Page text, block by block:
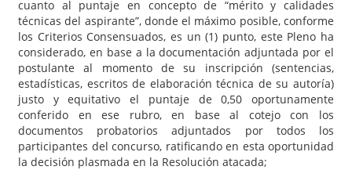
cuanto al puntaje en concepto de “mérito y calidades
técnicas del aspirante”, donde el máximo posible, conforme
los Criterios Consensuados, es un (1) punto, este Pleno ha
considerado, en base a la documentación adjuntada por el
postulante al momento de su inscripción (sentencias,
estadísticas, escritos de elaboración técnica de su autoría)
justo y equitativo el puntaje de 0,50 oportunamente
conferido en ese rubro, en base al cotejo con los
documentos probatorios adjuntados por todos los
participantes del concurso, ratificando en esta oportunidad
la decisión plasmada en la Resolución atacada;